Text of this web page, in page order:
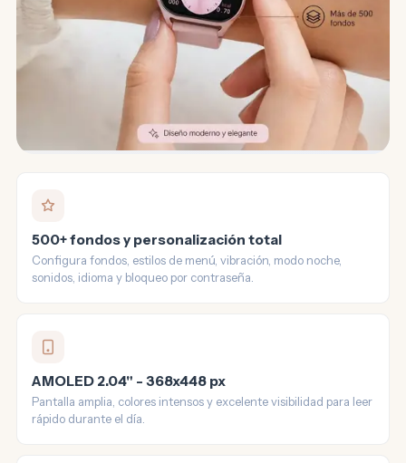
500+ fondos y personalización total
Configura fondos, estilos de menú, vibración, modo noche,
sonidos, idioma y bloqueo por contraseña.
AMOLED 2.04" - 368x448 px
Pantalla amplia, colores intensos y excelente visibilidad para leer
rápido durante el día.